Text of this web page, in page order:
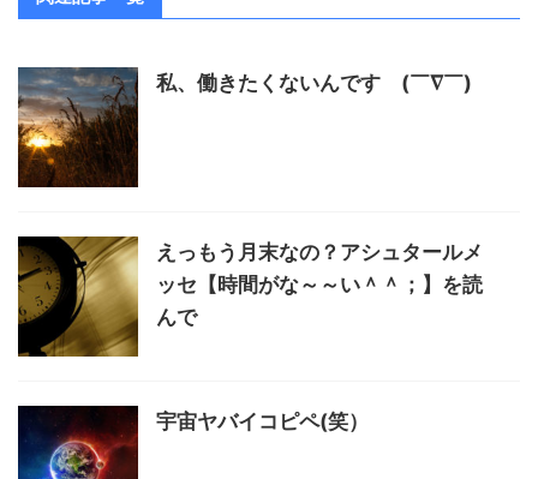
私、働きたくないんです (￣∇￣)
えっもう月末なの？アシュタールメ
ッセ【時間がな～～い＾＾；】を読
んで
宇宙ヤバイコピペ(笑）